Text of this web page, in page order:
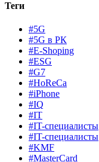
Теги
#5G
#5G в РК
#E-Shoping
#ESG
#G7
#HoReCa
#iPhone
#IQ
#IT
#IT-специалисты
#IT-специалисты
#KMF
#MasterCard